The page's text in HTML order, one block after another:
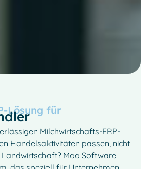
Lösung für
Milchwirtschafts-ERP-
Handelsaktivitäten passen, nicht
Moo Software